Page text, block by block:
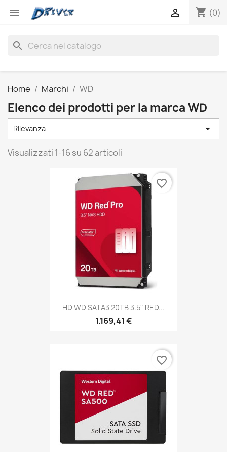
 shopping_cart (0)

search
Home Marchi WD
Elenco dei prodotti per la marca WD
Rilevanza 
Visualizzati 1-16 su 62 articoli
HD WD SATA3 20TB 3.5" RED...
1.169,41 €
favorite_border
favorite_border